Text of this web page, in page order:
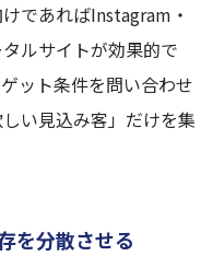
であればInstagram・
ルサイトが効果的で
ット条件を問い合わせ
い見込み客」だけを集
を分散させる